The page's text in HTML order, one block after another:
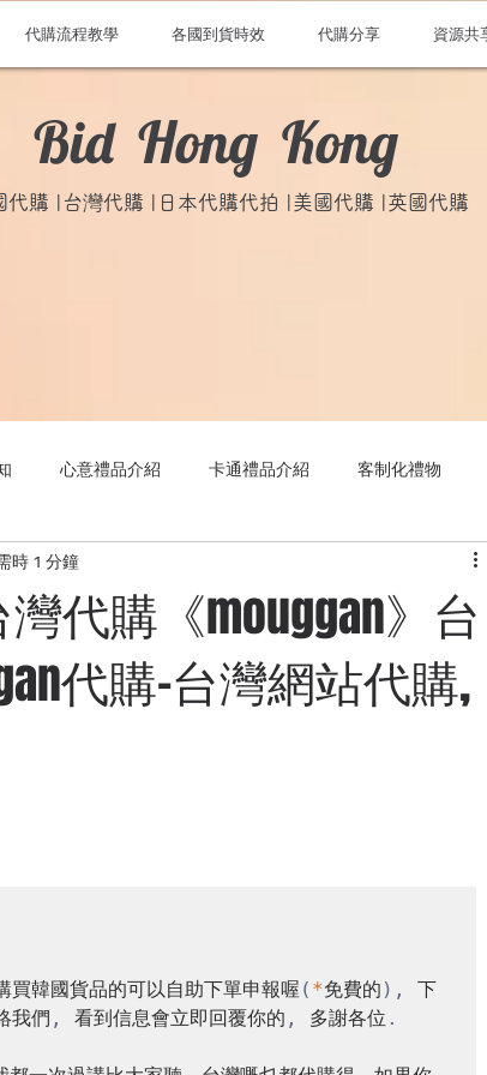
代購流程教學 各國到貨時效 代購分享 資源共
Bid Hong Kong
代購 |台灣代購 |日本代購代拍 |美國代購 |英國代購
心意禮品介紹 卡通禮品介紹 客制化禮物
快閃團團 美食
日本代購網站 旅行資訊
灣代購《mouggan》台
代購-台灣網站代購,
時 1 分鐘
買韓國貨品的可以自助下單申報喔 ( *免費的 ),
下
我們 , 看到信息會立即回覆你的 , 多謝各位 .